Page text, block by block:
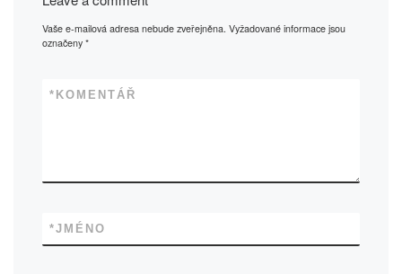
Vaše e-mailová adresa nebude zveřejněna. Vyžadované informace jsou
označeny*
KOMENTÁŘ
*
JMÉNO
*